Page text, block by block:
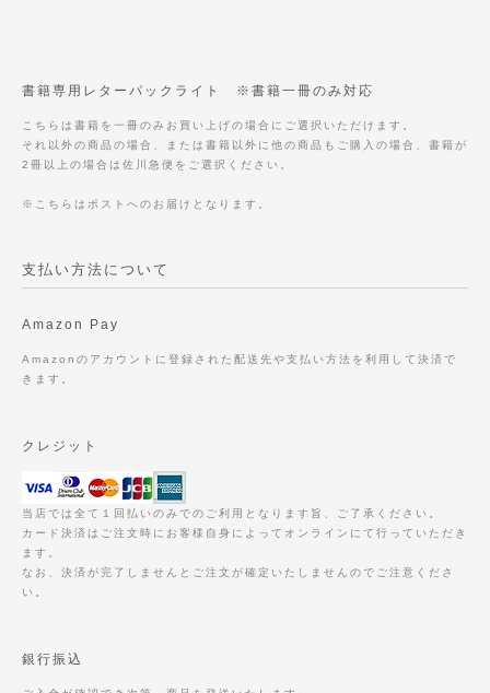
書籍専用レターパックライト ※書籍一冊のみ対応
こちらは書籍を一冊のみお買い上げの場合にご選択いただけます。
それ以外の商品の場合、または書籍以外に他の商品もご購入の場合、書籍が
2冊以上の場合は佐川急便をご選択ください。
※こちらはポストへのお届けとなります。
支払い方法について
Amazon Pay
Amazonのアカウントに登録された配送先や支払い方法を利用して決済で
きます。
クレジット
当店では全て１回払いのみでのご利用となります旨、ご了承ください。
カード決済はご注文時にお客様自身によってオンラインにて行っていただき
ます。
なお、決済が完了しませんとご注文が確定いたしませんのでご注意くださ
い。
銀行振込